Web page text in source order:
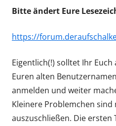
Bitte ändert Eure
https://
Eigentlich(!) solltet Ihr
Euren alten
anmelden und weiter
Kleinere Problemchen
auszuschließen. Die ersten